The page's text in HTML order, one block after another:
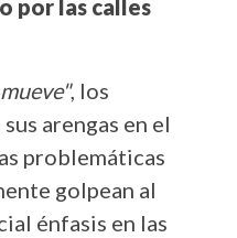
por las calles
, los
arengas en el
problemáticas
golpean al
énfasis en las